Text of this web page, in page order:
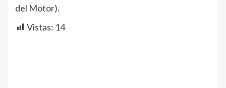
del Motor).
Vistas: 14